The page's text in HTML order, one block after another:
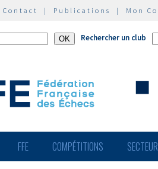
Contact | Publications | Mon
Rechercher un club
FFE COMPÉTITIONS